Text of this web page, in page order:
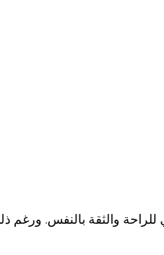
والثقة بالنفس. ورغم